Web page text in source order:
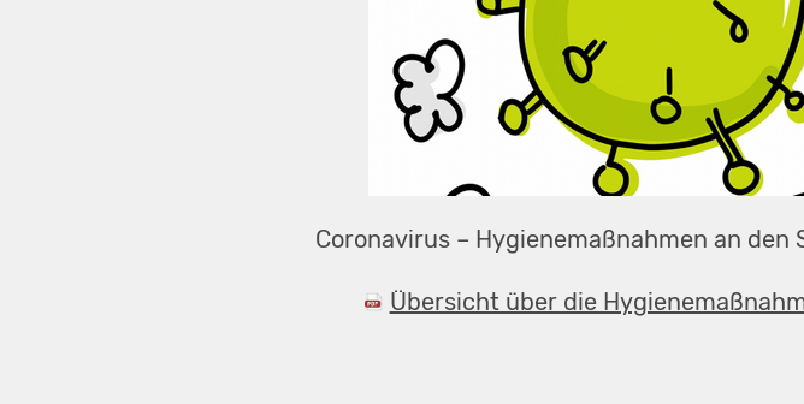
Coronavirus – Hygienemaßnahmen an den
Übersicht über die